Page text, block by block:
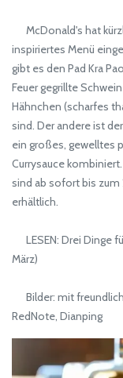
McDonald's hat
inspiriertes Menü
gibt es den Pad Kra
Feuer gegrillte
Hähnchen (scharfes
sind. Der andere ist
ein großes, gewelltes
Currysauce
sind ab sofort bis zum
erhältlich.
LESEN: Drei Dinge
März)
Bilder: mit
RedNote, Dianping